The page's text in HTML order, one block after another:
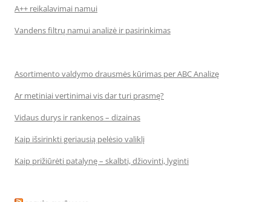
A++ reikalavimai namui
Vandens filtrų namui analizė ir pasirinkimas
Asortimento valdymo drausmės kūrimas per ABC Analizę
Ar metiniai vertinimai vis dar turi prasmę?
Vidaus durys ir rankenos – dizainas
Kaip išsirinkti geriausią pelėsio valiklį
Kaip prižiūrėti patalynę – skalbti, džiovinti, lyginti